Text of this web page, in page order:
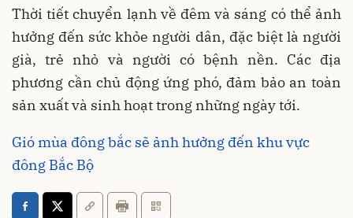
Thời tiết chuyển lạnh về đêm và sáng có thể ảnh
hưởng đến sức khỏe người dân, đặc biệt là người
già, trẻ nhỏ và người có bệnh nền. Các địa
phương cần chủ động ứng phó, đảm bảo an toàn
sản xuất và sinh hoạt trong những ngày tới.
Gió mùa đông bắc sẽ ảnh hưởng đến khu vực
đông Bắc Bộ